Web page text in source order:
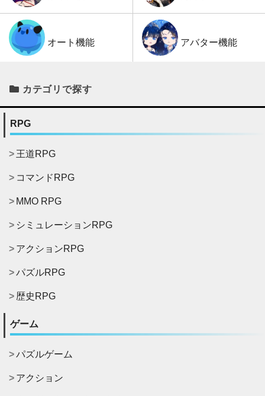
オート機能 アバター機能
カテゴリで探す
RPG
王道RPG
コマンドRPG
MMO RPG
シミュレーションRPG
アクションRPG
パズルRPG
歴史RPG
ゲーム
パズルゲーム
アクション